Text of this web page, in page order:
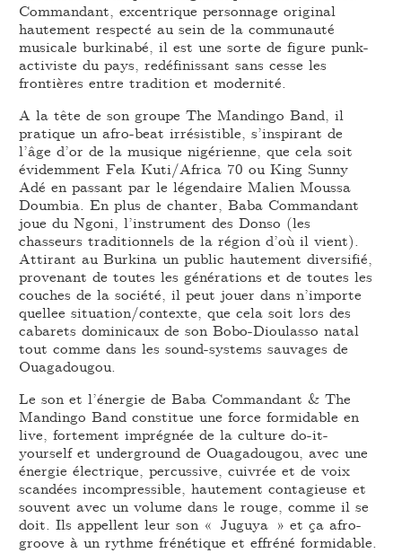
Commandant, excentrique personnage original
hautement respecté au sein de la communauté
musicale burkinabé, il est une sorte de figure punk-
activiste du pays, redéfinissant sans cesse les
frontières entre tradition et modernité.
A la tête de son groupe The Mandingo Band, il
pratique un afro-beat irrésistible, s’inspirant de
l’âge d’or de la musique nigérienne, que cela soit
évidemment Fela Kuti/Africa 70 ou King Sunny
Adé en passant par le légendaire Malien Moussa
Doumbia. En plus de chanter, Baba Commandant
joue du Ngoni, l’instrument des Donso (les
chasseurs traditionnels de la région d’où il vient).
Attirant au Burkina un public hautement diversifié,
provenant de toutes les générations et de toutes les
couches de la société, il peut jouer dans n’importe
quellee situation/contexte, que cela soit lors des
cabarets dominicaux de son Bobo-Dioulasso natal
tout comme dans les sound-systems sauvages de
Ouagadougou.
Le son et l’énergie de Baba Commandant & The
Mandingo Band constitue une force formidable en
live, fortement imprégnée de la culture do-it-
yourself et underground de Ouagadougou, avec une
énergie électrique, percussive, cuivrée et de voix
scandées incompressible, hautement contagieuse et
souvent avec un volume dans le rouge, comme il se
doit. Ils appellent leur son « Juguya » et ça afro-
groove à un rythme frénétique et effréné formidable.